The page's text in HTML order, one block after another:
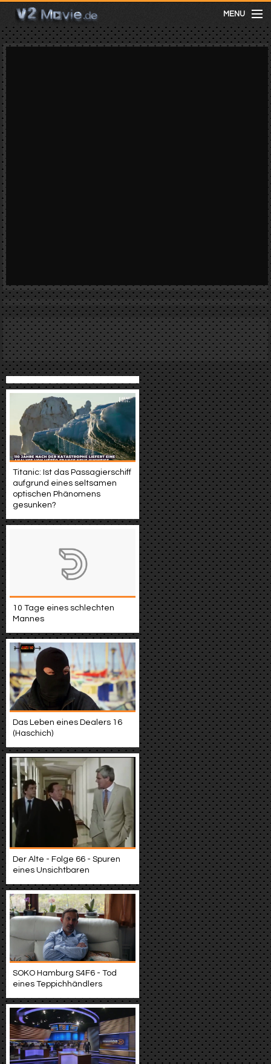
MENU
meist gesehen
Video suchen
Titanic: Ist das Passagierschiff
aufgrund eines seltsamen
optischen Phänomens
gesunken?
10 Tage eines schlechten
Mannes
Das Leben eines Dealers 16
(Haschich)
Der Alte - Folge 66 - Spuren
eines Unsichtbaren
SOKO Hamburg S4F6 - Tod
eines Teppichhändlers